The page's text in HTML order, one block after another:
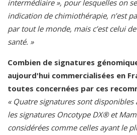
intermédiaire », pour lesquelles on
indication de chimiothérapie, n’est
par tout le monde, mais c’est celui
santé. »
Combien de signatures
aujourd'hui commercialisées en
toutes concernées par ces
« Quatre signatures sont
les signatures Oncotype DX® et
considérées comme celles ayant le